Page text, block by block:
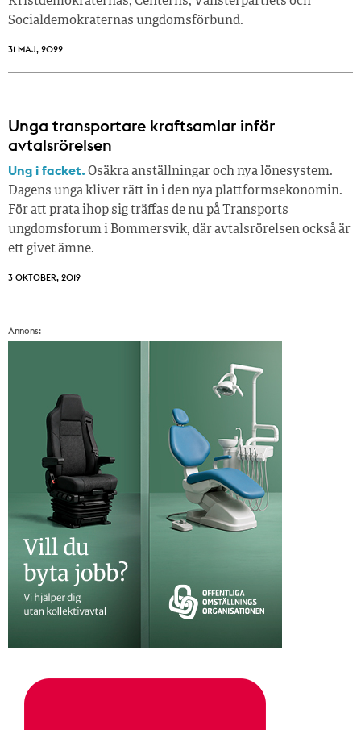
Socialdemokraternas ungdomsförbund.
31 MAJ, 2022
Unga transportare kraftsamlar inför
avtalsrörelsen
Ung i facket.Osäkra anställningar och nya lönesystem.
Dagens unga kliver rätt in i den nya plattformsekonomin.
För att prata ihop sig träffas de nu på Transports
ungdomsforum i Bommersvik, där avtalsrörelsen också är
ett givet ämne.
3 OKTOBER, 2019
Annons: